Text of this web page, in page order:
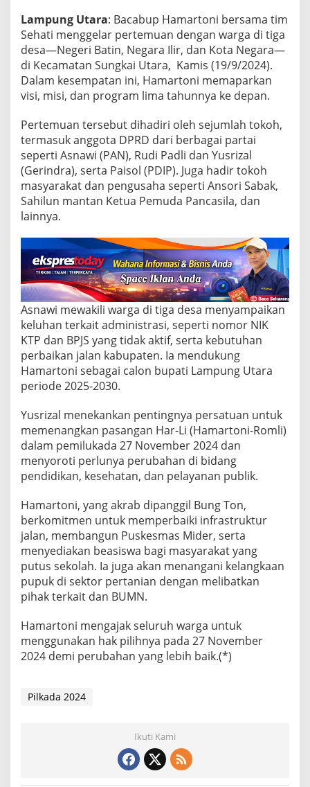
e
s
a
S
n
g
a
i
U
t
a
r
a
i
t
e
m
a
n
i
T
o
o
h
o
o
h
P
e
i
n
g
Lampung Utara: Bacabup Hamartoni bersama tim
Sehati menggelar pertemuan dengan warga di tiga
desa—Negeri Batin, Negara Ilir, dan Kota Negara—
di Kecamatan Sungkai Utara, Kamis (19/9/2024).
Dalam kesempatan ini, Hamartoni memaparkan
visi, misi, dan program lima tahunnya ke depan.
Pertemuan tersebut dihadiri oleh sejumlah tokoh,
termasuk anggota DPRD dari berbagai partai
seperti Asnawi (PAN), Rudi Padli dan Yusrizal
(Gerindra), serta Paisol (PDIP). Juga hadir tokoh
masyarakat dan pengusaha seperti Ansori Sabak,
Sahilun mantan Ketua Pemuda Pancasila, dan
lainnya.
Asnawi mewakili warga di tiga desa menyampaikan
keluhan terkait administrasi, seperti nomor NIK
KTP dan BPJS yang tidak aktif, serta kebutuhan
perbaikan jalan kabupaten. Ia mendukung
Hamartoni sebagai calon bupati Lampung Utara
periode 2025-2030.
Yusrizal menekankan pentingnya persatuan untuk
memenangkan pasangan Har-Li (Hamartoni-Romli)
dalam pemilukada 27 November 2024 dan
menyoroti perlunya perubahan di bidang
pendidikan, kesehatan, dan pelayanan publik.
Hamartoni, yang akrab dipanggil Bung Ton,
berkomitmen untuk memperbaiki infrastruktur
jalan, membangun Puskesmas Mider, serta
menyediakan beasiswa bagi masyarakat yang
putus sekolah. Ia juga akan menangani kelangkaan
pupuk di sektor pertanian dengan melibatkan
pihak terkait dan BUMN.
Hamartoni mengajak seluruh warga untuk
menggunakan hak pilihnya pada 27 November
2024 demi perubahan yang lebih baik.(*)
Pilkada 2024
Ikuti Kami